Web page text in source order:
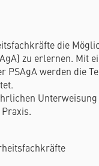
die
zu erlernen. Mit
werden die